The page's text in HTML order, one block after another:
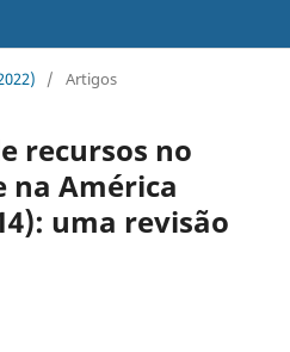
/ Artigos
recursos no
na América
uma revisão